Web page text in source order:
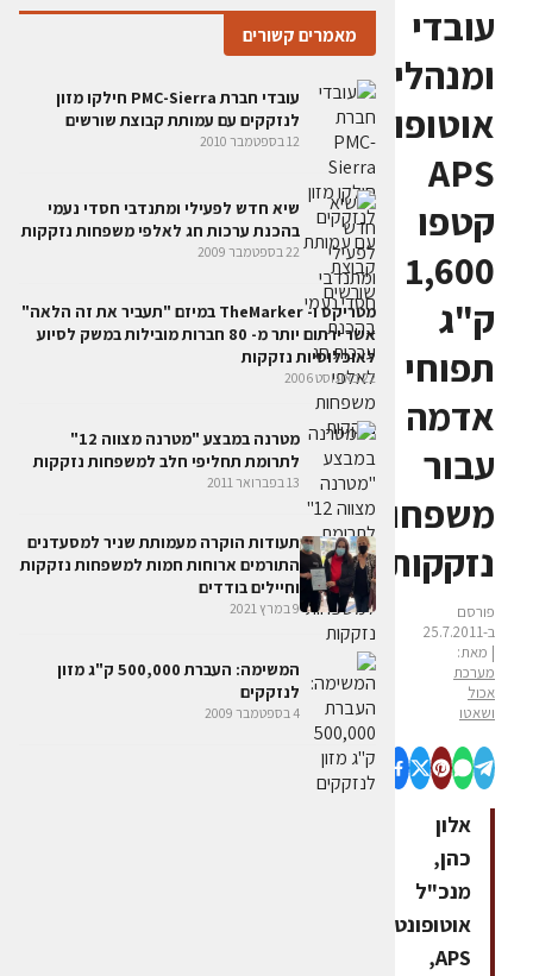
עובדי
ומנהלי
אוטופונט
APS
קטפו
1,600
ק"ג
תפוחי
אדמה
עבור
משפחות
נזקקות
פורסם
ב-25.7.2011
| מאת:
מערכת
אכול
ושאטו
אלון
כהן,
מנכ"ל
אוטופונט
APS,
מאמרים קשורים
עובדי חברת PMC-Sierra חילקו מזון
לנזקקים עם עמותת קבוצת שורשים
12 בספטמבר 2010
שיא חדש לפעילי ומתנדבי חסדי נעמי
בהכנת ערכות חג לאלפי משפחות נזקקות
22 בספטמבר 2009
מטריקס ו- TheMarker במיזם "תעביר את זה הלאה"
אשר ירתום יותר מ- 80 חברות מובילות במשק לסיוע
לאוכלוסיות נזקקות
22 באוגוסט 2006
מטרנה במבצע "מטרנה מצווה 12"
לתרומת תחליפי חלב למשפחות נזקקות
13 בפברואר 2011
תעודות הוקרה מעמותת שניר למסעדנים
התורמים ארוחות חמות למשפחות נזקקות
וחיילים בודדים
9 במרץ 2021
המשימה: העברת 500,000 ק"ג מזון
לנזקקים
4 בספטמבר 2009